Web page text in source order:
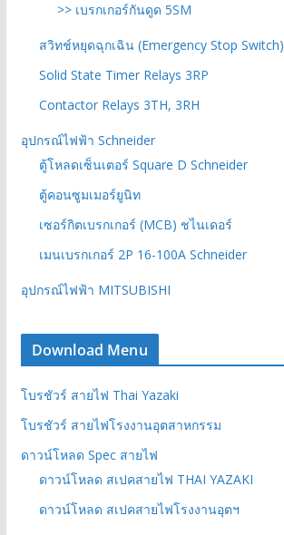
>> เบรกเกอร์กันดูด 5SM
สวิทช์หยุดฉุกเฉิน (Emergency Stop Switch)
Solid State Timer Relays 3RP
Contactor Relays 3TH, 3RH
อุปกรณ์ไฟฟ้า Schneider
ตู้โหลดเซ็นเตอร์ Square D Schneider
ตู้คอนซูมเมอร์ยูนิท
เซอร์กิตเบรกเกอร์ (MCB) ชไนเดอร์
เมนเบรกเกอร์ 2P 16-100A Schneider
อุปกรณ์ไฟฟ้า MITSUBISHI
Download Menu
โบรชัวร์ สายไฟ Thai Yazaki
โบรชัวร์ สายไฟโรงงานอุตสาหกรรม
ดาวน์โหลด Spec สายไฟ
ดาวน์โหลด สเปคสายไฟ THAI YAZAKI
ดาวน์โหลด สเปคสายไฟโรงงานอุตฯ